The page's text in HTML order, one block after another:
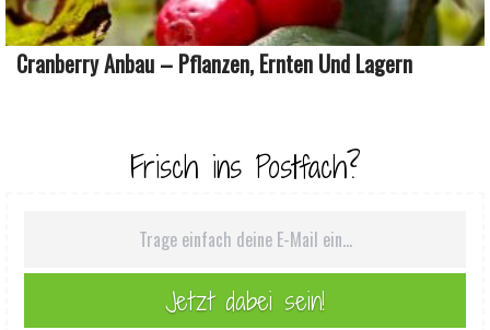
Cranberry Anbau – Pflanzen, Ernten Und Lagern
Frisch ins Postfach?